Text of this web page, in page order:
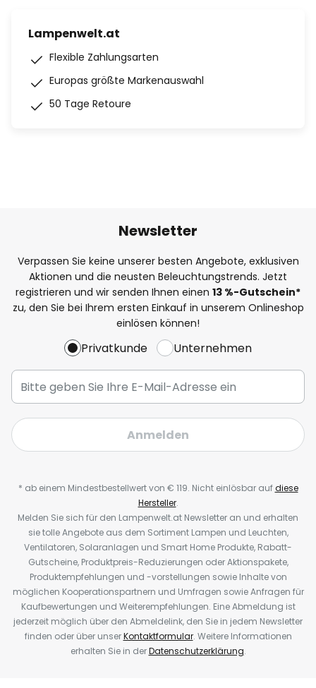
Lampenwelt.at
Flexible Zahlungsarten
Europas größte Markenauswahl
50 Tage Retoure
Newsletter
Verpassen Sie keine unserer besten Angebote, exklusiven
Aktionen und die neusten Beleuchtungstrends. Jetzt
registrieren und wir senden Ihnen einen 13 %-Gutschein*
zu, den Sie bei Ihrem ersten Einkauf in unserem Onlineshop
einlösen können!
Privatkunde Unternehmen
Anmelden
* ab einem Mindestbestellwert von € 119. Nicht einlösbar aufdiese
Hersteller.
Melden Sie sich für den Lampenwelt.at Newsletter an und erhalten
sie tolle Angebote aus dem Sortiment Lampen und Leuchten,
Ventilatoren, Solaranlagen und Smart Home Produkte, Rabatt-
Gutscheine, Produktpreis-Reduzierungen oder Aktionspakete,
Produktempfehlungen und -vorstellungen sowie Inhalte von
möglichen Kooperationspartnern und Umfragen sowie Anfragen für
Kaufbewertungen und Weiterempfehlungen. Eine Abmeldung ist
jederzeit möglich über den Abmeldelink, den Sie in jedem Newsletter
finden oder über unserKontaktformular. Weitere Informationen
erhalten Sie in derDatenschutzerklärung.